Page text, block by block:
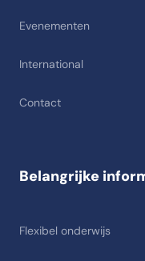
Evenementen
International
Contact
Belangrijke
Flexibel onderwijs